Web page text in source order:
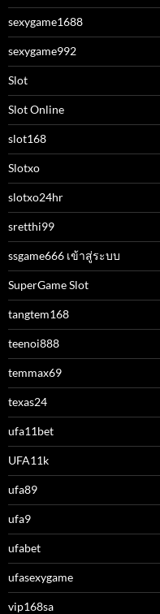
sexygame1688
sexygame992
Slot
Slot Online
slot168
Slotxo
slotxo24hr
sretthi99
ssgame666 เข้าสู่ระบบ
SuperGame Slot
tangtem168
teenoi888
temmax69
texas24
ufa11bet
UFA11k
ufa89
ufa9
ufabet
ufasexygame
vip168sa